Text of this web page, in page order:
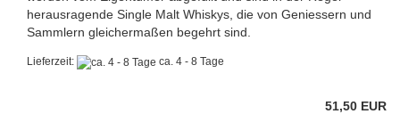
herausragende Single Malt Whiskys, die von Geniessern und
Sammlern gleichermaßen begehrt sind.
Lieferzeit: ca. 4 - 8 Tage
51,50 EUR